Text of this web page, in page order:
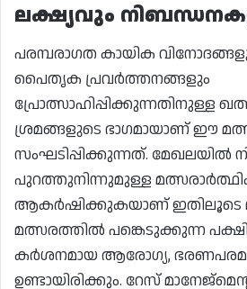
ലക്ഷ്യവും
പരമ്പരാഗത കായിക
പൈതൃക പ്രവർത്തനങ്ങളും
പ്രോത്സാഹിപ്പിക്കുന്നതിനുള്ള
ശ്രമങ്ങളുടെ ഭാഗമായാണ് ഈ
സംഘടിപ്പിക്കുന്നത്. മേഖലയിൽ
പുറത്തുനിന്നുമുള്ള
ആകർഷിക്കുകയാണ് ഇതിലൂടെ
മത്സരത്തിൽ പങ്കെടുക്കുന്ന
കർശനമായ ആരോഗ്യ,
ഉണ്ടായിരിക്കും. റേസ്